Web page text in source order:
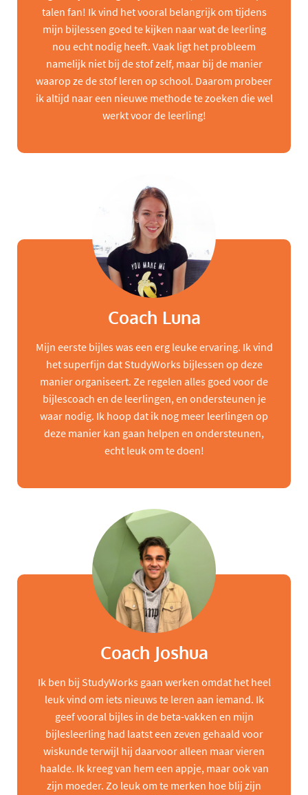
talen fan! Ik vind het vooral belangrijk om tijdens
mijn bijlessen goed te kijken naar wat de leerling
nou echt nodig heeft. Vaak ligt het probleem
namelijk niet bij de stof zelf, maar bij de manier
waarop ze de stof leren op school. Daarom probeer
ik altijd naar een nieuwe methode te zoeken die wel
werkt voor de leerling!
Coach Luna
Mijn eerste bijles was een erg leuke ervaring. Ik vind
het superfijn dat StudyWorks bijlessen op deze
manier organiseert. Ze regelen alles goed voor de
bijlescoach en de leerlingen, en ondersteunen je
waar nodig. Ik hoop dat ik nog meer leerlingen op
deze manier kan gaan helpen en ondersteunen,
echt leuk om te doen!
Coach Joshua
Ik ben bij StudyWorks gaan werken omdat het heel
leuk vind om iets nieuws te leren aan iemand. Ik
geef vooral bijles in de beta-vakken en mijn
bijlesleerling had laatst een zeven gehaald voor
wiskunde terwijl hij daarvoor alleen maar vieren
haalde. Ik kreeg van hem een appje, maar ook van
zijn moeder. Zo leuk om te merken hoe blij zijn